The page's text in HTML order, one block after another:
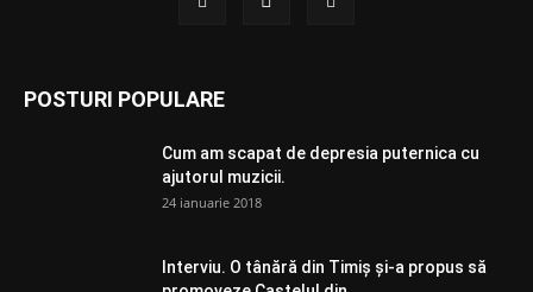
POSTURI POPULARE
Cum am scapat de depresia puternica cu
ajutorul muzicii.
24 ianuarie 2018
Interviu. O tânără din Timiș și-a propus să